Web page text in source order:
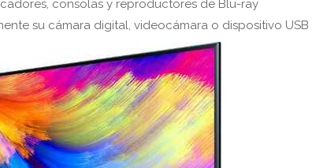
consolas y reproductores de Blu-ray
su cámara digital, videocámara o dispositivo USB